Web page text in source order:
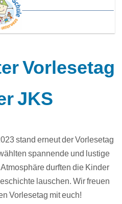
Vorlesetag
JKS
stand erneut der Vorlesetag
spannende und lustige
durften die Kinder
lauschen. Wir freuen
Vorlesetag mit euch!